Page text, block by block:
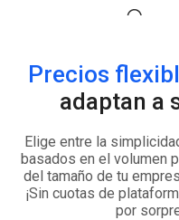
Precios
adaptan a
Elige entre la
basados en el volumen
del tamaño de tu
¡Sin cuotas de
por